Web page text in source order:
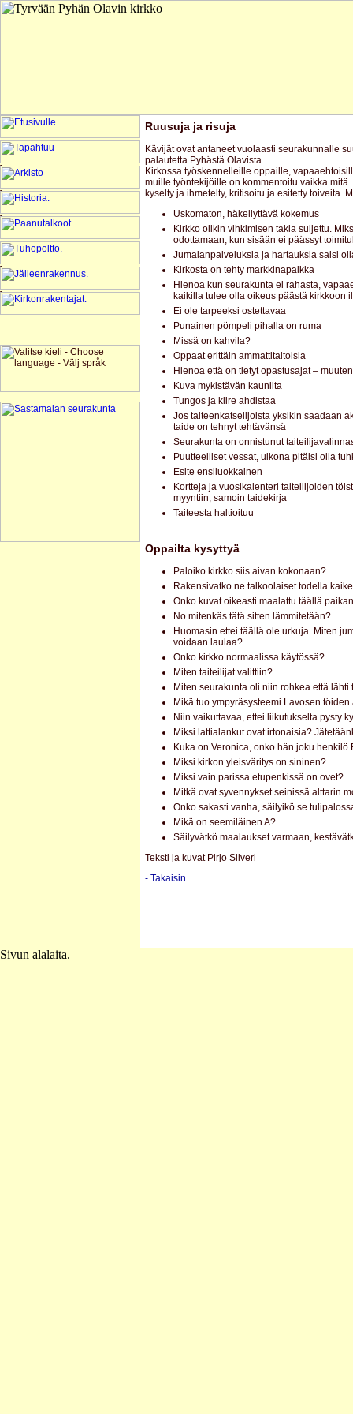
Ruusuja ja risuja
Kävijät ovat antaneet vuolaasti seurakunnalle
palautetta Pyhästä Olavista.
Kirkossa työskennelleille oppaille,
muille työntekijöille on kommentoitu vaikka mitä.
kyselty ja ihmetelty, kritisoitu ja esitetty toiveita.
Uskomaton, häkellyttävä kokemus
Kirkko olikin vihkimisen takia suljettu.
odottamaan, kun sisään ei päässyt
Jumalanpalveluksia ja hartauksia saisi
Kirkosta on tehty markkinapaikka
Hienoa kun seurakunta ei rahasta,
kaikilla tulee olla oikeus päästä kirkkoon
Ei ole tarpeeksi ostettavaa
Punainen pömpeli pihalla on ruma
Missä on kahvila?
Oppaat erittäin ammattitaitoisia
Hienoa että on tietyt opastusajat –
Kuva mykistävän kauniita
Tungos ja kiire ahdistaa
Jos taiteenkatselijoista yksikin saadaan
taide on tehnyt tehtävänsä
Seurakunta on onnistunut
Puutteelliset vessat, ulkona pitäisi olla
Esite ensiluokkainen
Kortteja ja vuosikalenteri taiteilijoiden
myyntiin, samoin taidekirja
Taiteesta haltioituu
Oppailta kysyttyä
Paloiko kirkko siis aivan kokonaan?
Rakensivatko ne talkoolaiset todella
Onko kuvat oikeasti maalattu täällä
No mitenkäs tätä sitten lämmitetään?
Huomasin ettei täällä ole urkuja. Miten
voidaan laulaa?
Onko kirkko normaalissa käytössä?
Miten taiteilijat valittiin?
Miten seurakunta oli niin rohkea että
Mikä tuo ympyräsysteemi Lavosen
Niin vaikuttavaa, ettei liikutukselta pysty
Miksi lattialankut ovat irtonaisia?
Kuka on Veronica, onko hän joku henkilö
Miksi kirkon yleisväritys on sininen?
Miksi vain parissa etupenkissä on ovet?
Mitkä ovat syvennykset seinissä alttarin
Onko sakasti vanha, säilyikö se
Mikä on seemiläinen A?
Säilyvätkö maalaukset varmaan,
Teksti ja kuvat Pirjo Silveri
- Takaisin.